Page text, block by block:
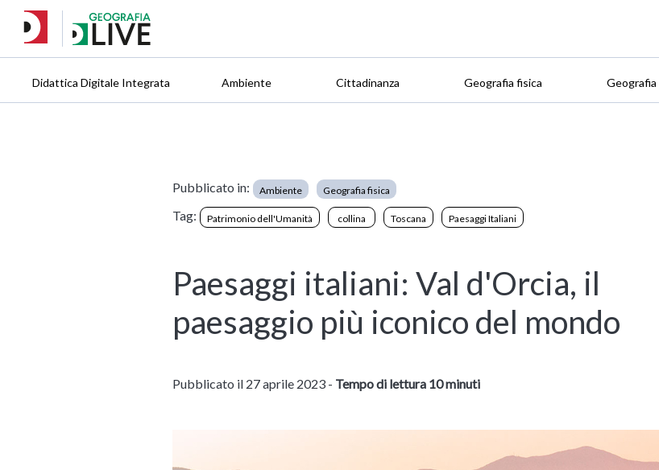
Didattica Digitale Integrata Ambiente Cittadinanza Geografia fisica Geografia
Pubblicato in: Ambiente Geografia fisica
Tag: Patrimonio dell'Umanità collina Toscana Paesaggi Italiani
Paesaggi italiani: Val d'Orcia, il
paesaggio più iconico del mondo
Pubblicato il 27 aprile 2023 - Tempo di lettura 10 minuti